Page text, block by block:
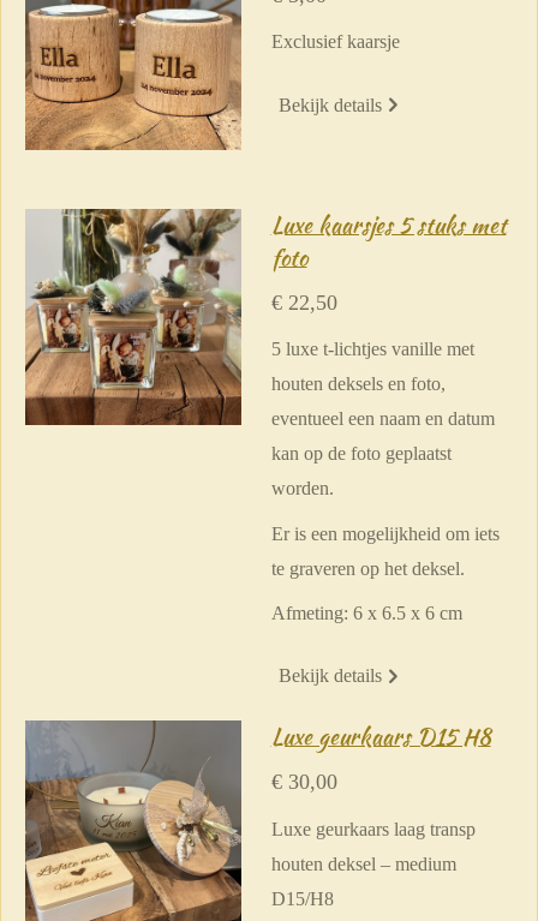
Exclusief kaarsje
Bekijk details
Luxe kaarsjes 5 stuks met
foto
€ 22,50
5 luxe t-lichtjes vanille met
houten deksels en foto,
eventueel een naam en datum
kan op de foto geplaatst
worden.
Er is een mogelijkheid om iets
te graveren op het deksel.
Afmeting: 6 x 6.5 x 6 cm
Bekijk details
Luxe geurkaars D15 H8
€ 30,00
Luxe geurkaars laag transp
houten deksel – medium
D15/H8